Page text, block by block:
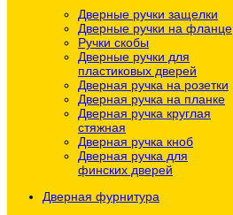
Дверные ручки защелки
Дверные ручки на фланце
Ручки скобы
Дверные ручки для
пластиковых дверей
Дверная ручка на розетки
Дверная ручка на планке
Дверная ручка круглая
стяжная
Дверная ручка кноб
Дверная ручка для
финских дверей
Дверная фурнитура